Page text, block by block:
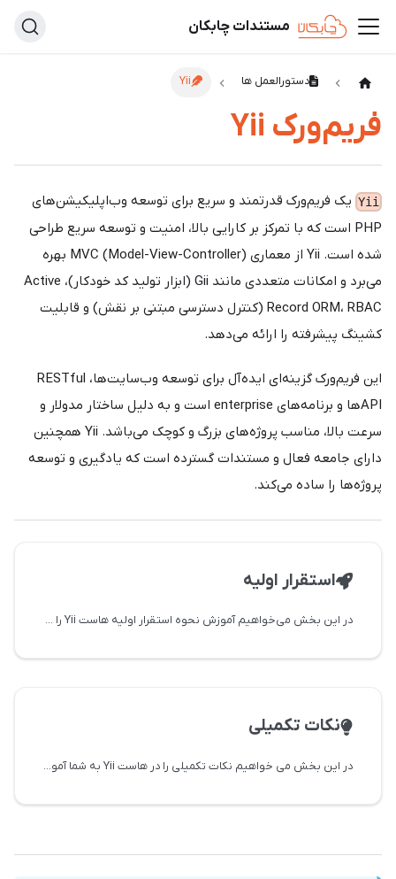
مستندات چابکان
دستورالعمل ها Yii
فریم‌ورک Yii
Yii یک فریم‌ورک قدرتمند و سریع برای توسعه وب‌اپلیکیشن‌های
PHP است که با تمرکز بر کارایی بالا، امنیت و توسعه سریع طراحی
شده است. Yii از معماری MVC (Model-View-Controller) بهره
می‌برد و امکانات متعددی مانند Gii (ابزار تولید کد خودکار)، Active
Record ORM، RBAC (کنترل دسترسی مبتنی بر نقش) و قابلیت
کشینگ پیشرفته را ارائه می‌دهد.
این فریم‌ورک گزینه‌ای ایده‌آل برای توسعه وب‌سایت‌ها، RESTful
API‌ها و برنامه‌های enterprise است و به دلیل ساختار مدولار و
سرعت بالا، مناسب پروژه‌های بزرگ و کوچک می‌باشد. Yii همچنین
دارای جامعه فعال و مستندات گسترده است که یادگیری و توسعه
پروژه‌ها را ساده می‌کند.
استقرار اولیه
در این بخش می‌خواهیم آموزش نحوه استقرار اولیه هاست Yii را به شما آموزش دهیم
نکات تکمیلی
در این بخش می خواهیم نکات تکمیلی را در هاست Yii به شما آموزش دهیم.